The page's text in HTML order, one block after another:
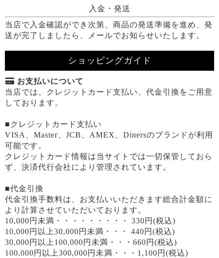
入金・発送
当店で入金確認ができ次第、商品の発送準備を進め、発
送が完了しましたら、メールでお知らせいたします。
ショッピングガイド
お支払いについて
当店では、クレジットカード支払い、代金引換をご用意
しております。
■クレジットカード支払い
VISA、Master、JCB、AMEX、Dinersのブランドが利用
可能です。
クレジットカード情報は当サイトでは一切保管しておら
ず、決済代行会社により管理されています。
■代金引換
代金引換手数料は、お支払いいただきます総合計金額に
より計算させていただいております。
10,000円未満・・・・・・・・・ 330円(税込)
10,000円以上30,000円未満・・・ 440円(税込)
30,000円以上100,000円未満・・・660円(税込)
100,000円以上300,000円未満・・・1,100円(税込)